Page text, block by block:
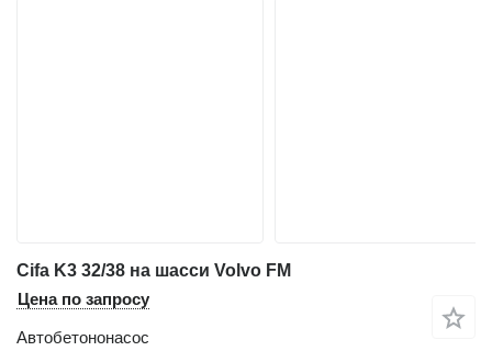
Cifa K3 32/38 на шасси Volvo FM
Цена по запросу
Автобетононасос